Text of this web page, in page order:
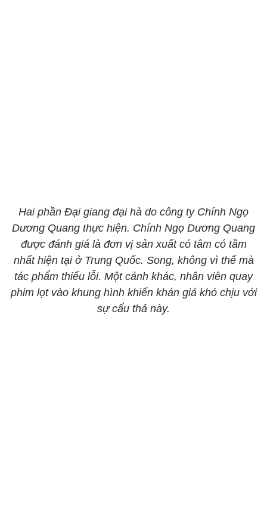
Hai phần Đại giang đại hà do công ty Chính Ngọ
Dương Quang thực hiện. Chính Ngọ Dương Quang
được đánh giá là đơn vị sản xuất có tâm có tầm
nhất hiện tại ở Trung Quốc. Song, không vì thế mà
tác phẩm thiếu lỗi. Một cảnh khác, nhân viên quay
phim lọt vào khung hình khiến khán giả khó chịu với
sự cẩu thả này.